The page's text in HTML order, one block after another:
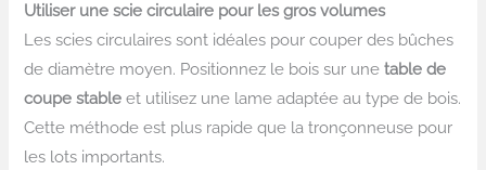
Utiliser une scie circulaire pour les gros volumes
Les scies circulaires sont idéales pour couper des bûches
de diamètre moyen. Positionnez le bois sur unetable de
coupe stable et utilisez une lame adaptée au type de bois.
Cette méthode est plus rapide que la tronçonneuse pour
les lots importants.